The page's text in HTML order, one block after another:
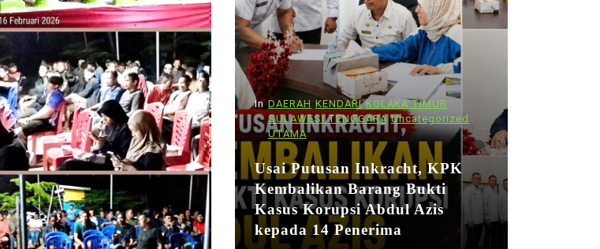
In DAERAH KENDARI KOLAKA TIMUR
SULAWESI TENGGARA Uncategorized
UTAMA
Usai Putusan Inkracht, KPK
Kembalikan Barang Bukti
Kasus Korupsi Abdul Azis
kepada 14 Penerima